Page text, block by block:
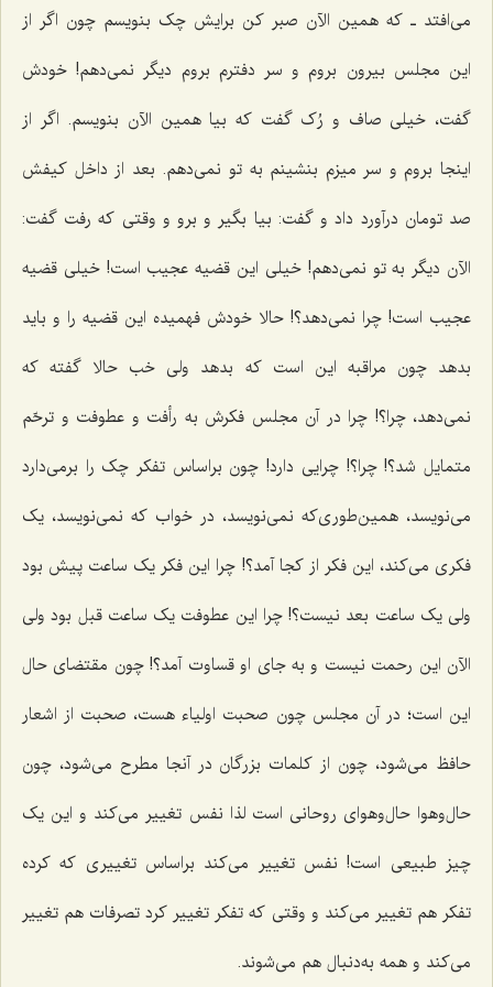
مى‌افتد ـ که همین الآن صبر کن برایش چک بنویسم چون اگر از
این مجلس بیرون بروم و سر دفترم بروم دیگر نمى‌دهم! خودش
گفت، خیلى صاف و رُک گفت که بیا همین الآن بنویسم. اگر از
اینجا بروم و سر میزم بنشینم به تو نمى‌دهم. بعد از داخل کیفش
صد تومان درآورد داد و گفت: بیا بگیر و برو و وقتى که رفت گفت:
الآن دیگر به تو نمى‌دهم! خیلى این قضیه عجیب است! خیلى قضیه
عجیب است! چرا نمى‌دهد؟! حالا خودش فهمیده این قضیه را و باید
بدهد چون‌ مراقبه این است که بدهد ولى خب حالا گفته که
نمى‌دهد، چرا؟! چرا در آن مجلس فکرش به رأفت و عطوفت و ترحّم
متمایل شد؟! چرا؟! چرایى دارد! چون براساس تفکر چک را برمى‌دارد
مى‌نویسد،‌ همین‌طورى‌که نمى‌نویسد، در خواب که نمى‌نویسد، یک
فکرى مى‌کند، این فکر از کجا آمد؟! چرا این فکر یک ساعت پیش بود
ولی یک ساعت بعد نیست؟! چرا این عطوفت یک ساعت قبل بود ولى
الآن این رحمت نیست و به جاى او قساوت آمد؟! چون مقتضاى حال
این است؛ در آن مجلس چون صحبت اولیاء هست، صحبت از اشعار
حافظ مى‌شود، چون از کلمات بزرگان در آنجا مطرح مى‌شود، چون
حال‌وهوا حال‌وهواى روحانى است لذا نفس تغییر مى‌کند و این یک
چیز طبیعى است! نفس تغییر مى‌کند براساس تغییرى که کرده
تفکر هم تغییر مى‌کند و وقتى که تفکر تغییر کرد تصرفات هم تغییر
مى‌کند و همه به‌دنبال هم می‌شوند.